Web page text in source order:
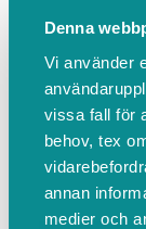
Denna
Vi använder
vissa fall för
behov, tex
annan
medier och
Hos mig
jämna
Jag är INTE
Tänk på att
timmar
Ej avbokad
behandling